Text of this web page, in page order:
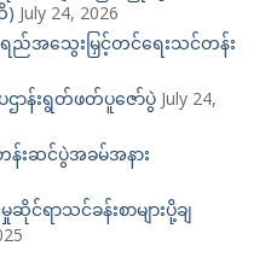
) July 24, 2026
ရည်အသွေးမြှင့်တင်ရေးသင်တန်း
ာန်းရွတ်ဖတ်ပူဇော်ပွဲ July 24,
တန်းဆင်ပွဲအခမ်အနား
င်ရာသင်ခန်းစာများပို့ချ